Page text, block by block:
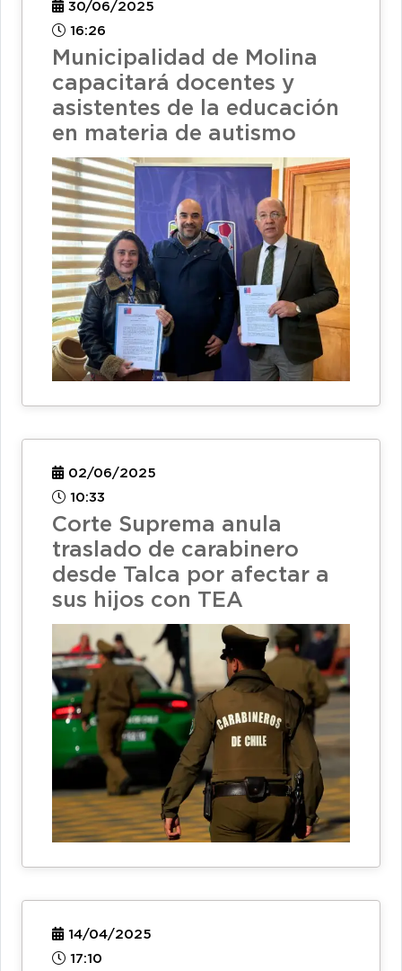
30/06/2025
16:26
Municipalidad de Molina
capacitará docentes y
asistentes de la educación
en materia de autismo
02/06/2025
10:33
Corte Suprema anula
traslado de carabinero
desde Talca por afectar a
sus hijos con TEA
14/04/2025
17:10